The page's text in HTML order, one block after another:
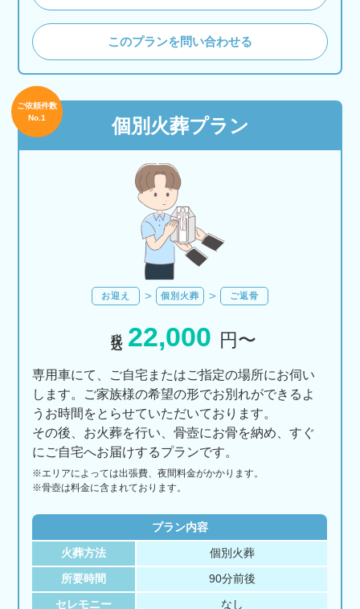
このプランを問い合わせる
個別火葬プラン
ご依頼件数
No.1
お迎え 個別火葬 ご返骨
22,000 円〜
専用車にて、ご自宅またはご指定の場所にお伺い
します。ご家族様の希望の形でお別れができるよ
うお時間をとらせていただいております。
その後、お火葬を行い、骨壺にお骨を納め、すぐ
にご自宅へお届けするプランです。
※エリアによっては出張費、夜間料金がかかります。
※骨壺は料金に含まれております。
プラン内容
火葬方法 個別火葬
所要時間 90分前後
セレモニー なし